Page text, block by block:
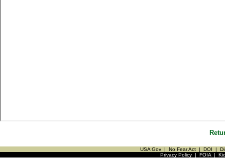
USA Gov | No Fear Act | DOI |
Privacy Policy| FOIA|